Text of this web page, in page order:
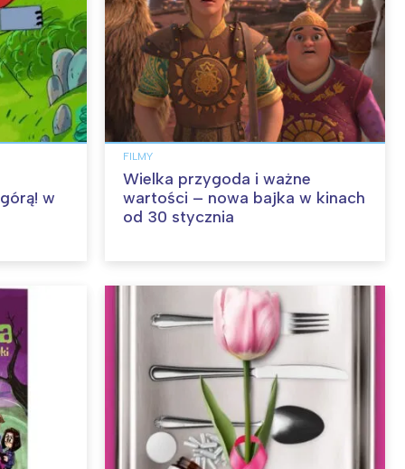
w
FILMY
Wielka przygoda i ważne
wartości – nowa bajka w kinach
od 30 stycznia